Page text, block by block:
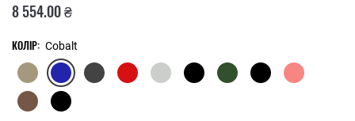
8 554.00 ₴
КОЛІР: Cobalt